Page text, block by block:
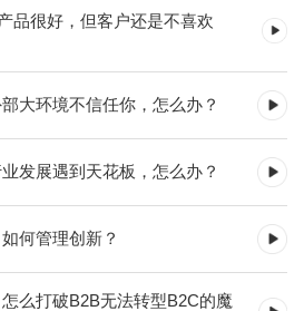
品很好，但客户还是不喜欢
大环境不信任你，怎么办？
发展遇到天花板，怎么办？
何管理创新？
么打破B2B无法转型B2C的魔